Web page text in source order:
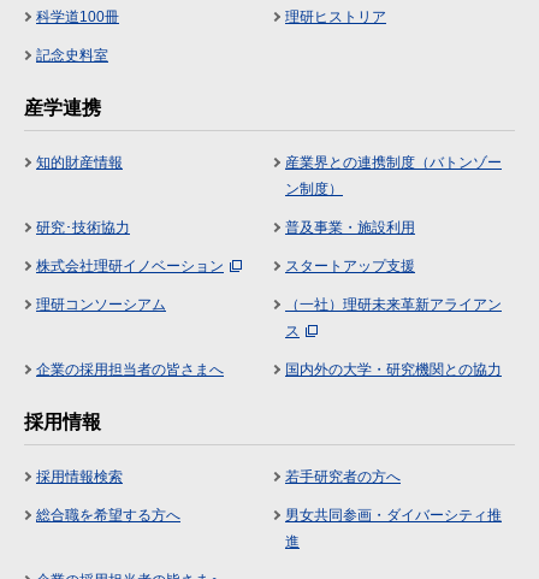
科学道100冊 理研ヒストリア
記念史料室
産学連携
知的財産情報
産業界との連携制度（バトンゾー
ン制度）
研究･技術協力 普及事業・施設利用
株式会社理研イノベーション スタートアップ支援
理研コンソーシアム
（一社）理研未来革新アライアン
ス
企業の採用担当者の皆さまへ 国内外の大学・研究機関との協力
採用情報
採用情報検索 若手研究者の方へ
総合職を希望する方へ
男女共同参画・ダイバーシティ推
進